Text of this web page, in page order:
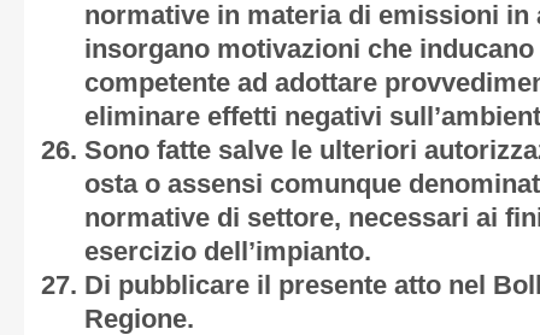
normative in materia di emissioni in
insorgano motivazioni che
competente ad adottare
eliminare effetti negativi
Sono fatte salve le ulteriori
osta o assensi comunque
normative di settore, necessari ai
esercizio dell’impianto.
Di pubblicare il presente atto nel
Regione.